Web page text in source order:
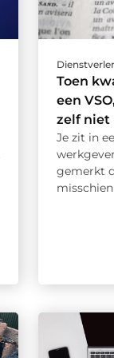
Toen
een
zelf niet
Je zit in
gemerkt